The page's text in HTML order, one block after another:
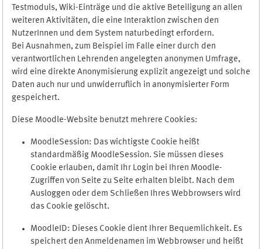
Testmoduls, Wiki-Einträge und die aktive Beteiligung an allen
weiteren Aktivitäten, die eine Interaktion zwischen den
NutzerInnen und dem System naturbedingt erfordern.
Bei Ausnahmen, zum Beispiel im Falle einer durch den
verantwortlichen Lehrenden angelegten anonymen Umfrage,
wird eine direkte Anonymisierung explizit angezeigt und solche
Daten auch nur und unwiderruflich in anonymisierter Form
gespeichert.
Diese Moodle-Website benutzt mehrere Cookies:
MoodleSession: Das wichtigste Cookie heißt
standardmäßig MoodleSession. Sie müssen dieses
Cookie erlauben, damit Ihr Login bei Ihren Moodle-
Zugriffen von Seite zu Seite erhalten bleibt. Nach dem
Ausloggen oder dem Schließen Ihres Webbrowsers wird
das Cookie gelöscht.
MoodleID: Dieses Cookie dient Ihrer Bequemlichkeit. Es
speichert den Anmeldenamen im Webbrowser und heißt